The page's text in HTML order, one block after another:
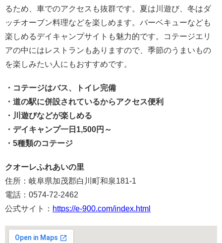
るため、車でのアクセスも抜群です。夏は川遊び、冬はダ
ッチオーブン料理などを楽しめます。バーベキューなども
楽しめるデイキャンプサイトも魅力的です。コテージエリ
アの中にはレストランもありますので、季節のうまいもの
を楽しみたい人にもおすすめです。
・コテージはバス、トイレ完備
・道の駅に併設されているからアクセス便利
・川遊びなどが楽しめる
・デイキャンプ一日1,500円～
・5種類のコテージ
クオーレふれあいの里
住所：岐阜県加茂郡白川町和泉181-1
電話：0574-72-2462
公式サイト： https://e-900.com/index.html